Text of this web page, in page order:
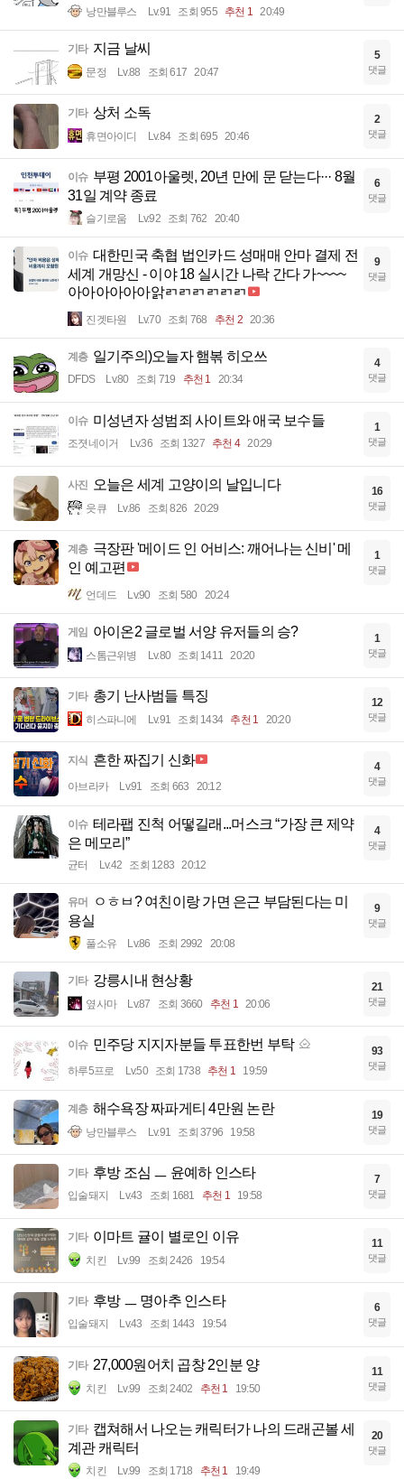
낭만블루스 Lv.91 조회 955 추천 1 20:49
기타 지금 날씨
문정 Lv.88 조회 617 20:47
5
댓글
기타 상처 소독
휴면아이디 Lv.84 조회 695 20:46
2
댓글
이슈 부평 2001아울렛, 20년 만에 문 닫는다··· 8월
31일 계약 종료
슬기로움 Lv.92 조회 762 20:40
6
댓글
이슈 대한민국 축협 법인카드 성매매 안마 결제 전
세계 개망신 - 이야 18 실시간 나락 간다 가~~~~
아아아아아아앍ㄺㄺㄺㄺㄺㄺ
진겟타원 Lv.70 조회 768 추천 2 20:36
9
댓글
계층 일기주의)오늘자 햄볶 히오쓰
DFDS Lv.80 조회 719 추천 1 20:34
4
댓글
이슈 미성년자 성범죄 사이트와 애국 보수들
조졋네이거 Lv.36 조회 1327 추천 4 20:29
1
댓글
사진 오늘은 세계 고양이의 날입니다
읏큐 Lv.86 조회 826 20:29
16
댓글
계층 극장판 '메이드 인 어비스: 깨어나는 신비' 메
인 예고편
언데드 Lv.90 조회 580 20:24
1
댓글
게임 아이온2 글로벌 서양 유저들의 승?
스톰근위병 Lv.80 조회 1411 20:20
1
댓글
기타 총기 난사범들 특징
히스파니에 Lv.91 조회 1434 추천 1 20:20
12
댓글
지식 흔한 짜집기 신화
아브라카 Lv.91 조회 663 20:12
4
댓글
이슈 테라팹 진척 어떻길래...머스크 “가장 큰 제약
은 메모리”
균터 Lv.42 조회 1283 20:12
4
댓글
유머
ㅇㅎㅂ? 여친이랑 가면 은근 부담된다는 미
용실
풀소유 Lv.86 조회 2992 20:08
9
댓글
기타 강릉시내 현상황
옆사마 Lv.87 조회 3660 추천 1 20:06
21
댓글
이슈 민주당 지지자분들 투표한번 부탁
하루5프로 Lv.50 조회 1738 추천 1 19:59
93
댓글
계층 해수욕장 짜파게티 4만원 논란
낭만블루스 Lv.91 조회 3796 19:58
19
댓글
기타 후방 조심 ㅡ 윤예하 인스타
입술돼지 Lv.43 조회 1681 추천 1 19:58
7
댓글
기타 이마트 귤이 별로인 이유
치킨 Lv.99 조회 2426 19:54
11
댓글
기타 후방 ㅡ 명아추 인스타
입술돼지 Lv.43 조회 1443 19:54
6
댓글
기타 27,000원어치 곱창 2인분 양
치킨 Lv.99 조회 2402 추천 1 19:50
11
댓글
기타 캡쳐해서 나오는 캐릭터가 나의 드래곤볼 세
계관 캐릭터
치킨 Lv.99 조회 1718 추천 1 19:49
20
댓글